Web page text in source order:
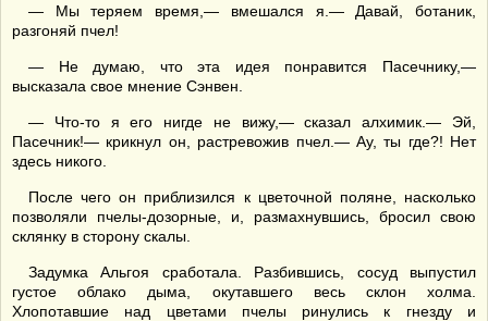
— Мы теряем время,— вмешался я.— Давай, ботаник,
разгоняй пчел!
— Не думаю, что эта идея понравится Пасечнику,—
высказала свое мнение Сэнвен.
— Что-то я его нигде не вижу,— сказал алхимик.— Эй,
Пасечник!— крикнул он, растревожив пчел.— Ау, ты где?! Нет
здесь никого.
После чего он приблизился к цветочной поляне, насколько
позволяли пчелы-дозорные, и, размахнувшись, бросил свою
склянку в сторону скалы.
Задумка Альгоя сработала. Разбившись, сосуд выпустил
густое облако дыма, окутавшего весь склон холма.
Хлопотавшие над цветами пчелы ринулись к гнезду и